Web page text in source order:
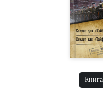
Книга